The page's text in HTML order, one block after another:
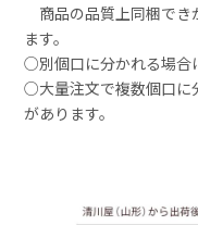
商品の品質上同梱でき
ます。
○別個口に分かれる場合
○大量注文で複数個口に
があります。